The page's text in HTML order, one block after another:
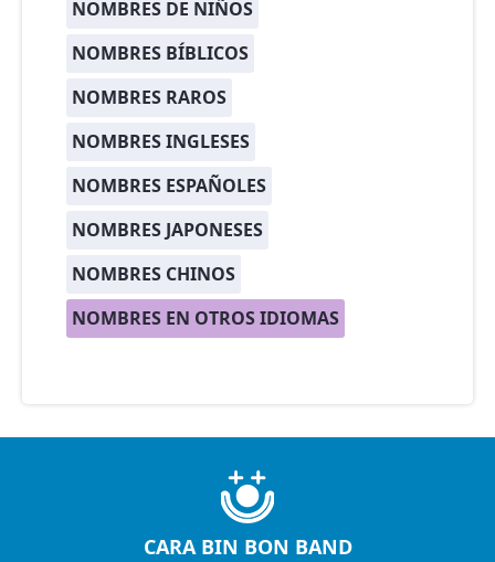
NOMBRES DE NIÑOS
NOMBRES BÍBLICOS
NOMBRES RAROS
NOMBRES INGLESES
NOMBRES ESPAÑOLES
NOMBRES JAPONESES
NOMBRES CHINOS
NOMBRES EN OTROS IDIOMAS
CARA BIN BON BAND